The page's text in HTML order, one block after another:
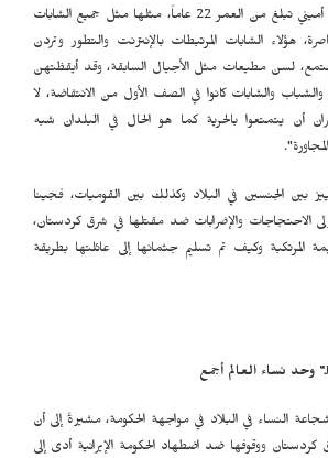
وأضافت "لقد كانت جينا أميني تبلغ من العمر 22 عاماً، مثلها مثل جميع الشابات
هؤلاء الشابات المرتبطات بالإنترنت والتطور وتردن
لسن مطيعات مثل الأجيال السابقة، وقد أيقظتهن
والشابات كانوا في الصف الأول من الانتفاضة، لا
أن يتمتعوا بالحرية كما هو الحال في البلدان شبه
الجنسين في البلاد وكذلك بين القوميات، فجينا
الاحتجاجات والإضرابات ضد مقتلها في شرق كردستان،
المرتكبة وكيف تم تسليم جثمانها إلى عائلتها بطريقة
" وحد نساء العالم أجمع
النساء في البلاد في مواجهة الحكومة، مشيرةً إلى أن
ووقوفها ضد اضطهاد الحكومة الإيرانية أدى إلى